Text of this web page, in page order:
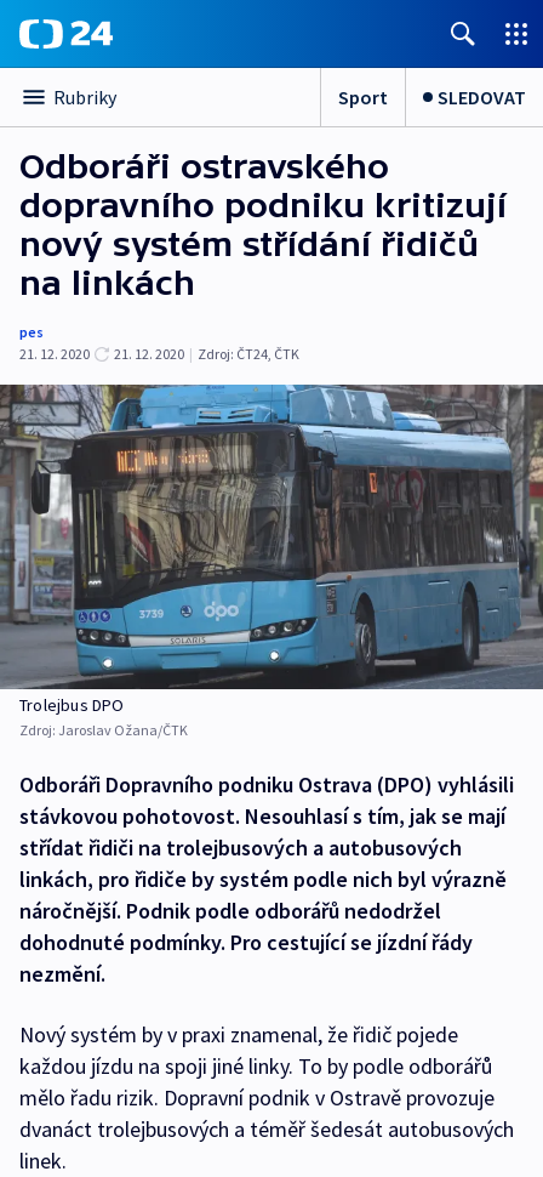
Rubriky Sport SLEDOVAT
Odboráři ostravského
dopravního podniku kritizují
nový systém střídání řidičů
na linkách
pes
21. 12. 2020
21. 12. 2020 | Zdroj: ČT24, ČTK
Trolejbus DPO
Zdroj: Jaroslav Ožana/ČTK
Odboráři Dopravního podniku Ostrava (DPO) vyhlásili
stávkovou pohotovost. Nesouhlasí s tím, jak se mají
střídat řidiči na trolejbusových a autobusových
linkách, pro řidiče by systém podle nich byl výrazně
náročnější. Podnik podle odborářů nedodržel
dohodnuté podmínky. Pro cestující se jízdní řády
nezmění.
Nový systém by v praxi znamenal, že řidič pojede
každou jízdu na spoji jiné linky. To by podle odborářů
mělo řadu rizik. Dopravní podnik v Ostravě provozuje
dvanáct trolejbusových a téměř šedesát autobusových
linek.